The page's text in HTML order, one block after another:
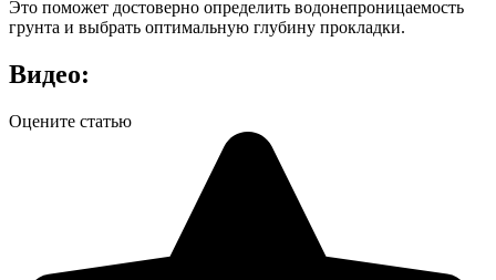
Это поможет достоверно определить водонепроницаемость
грунта и выбрать оптимальную глубину прокладки.
Видео:
Оцените статью